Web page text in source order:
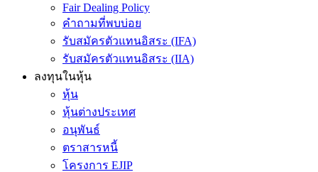
Fair Dealing Policy
คำถามที่พบบ่อย
รับสมัครตัวแทนอิสระ (IFA)
รับสมัครตัวแทนอิสระ (IIA)
ลงทุนในหุ้น
หุ้น
หุ้นต่างประเทศ
อนุพันธ์
ตราสารหนี้
โครงการ EJIP